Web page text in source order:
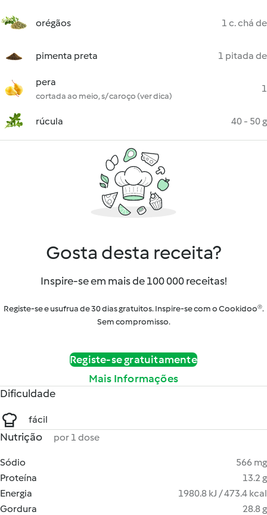
orégãos 1 c. chá de
pimenta preta 1 pitada de
pera
cortada ao meio, s/ caroço (ver dica)
1
rúcula 40 - 50 g
Gosta desta receita?
Inspire-se em mais de 100 000 receitas!
Registe-se e usufrua de 30 dias gratuitos. Inspire-se com o Cookidoo®.
Sem compromisso.
Registe-se gratuitamente
Mais Informações
Dificuldade
fácil
Nutrição por 1 dose
Sódio
566 mg
Proteína
13.2 g
Energia
1980.8 kJ / 473.4 kcal
Gordura
28.8 g